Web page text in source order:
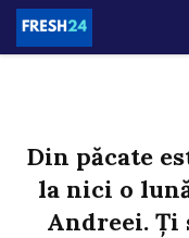
Din păcate
la nici o
Andreei. Ți